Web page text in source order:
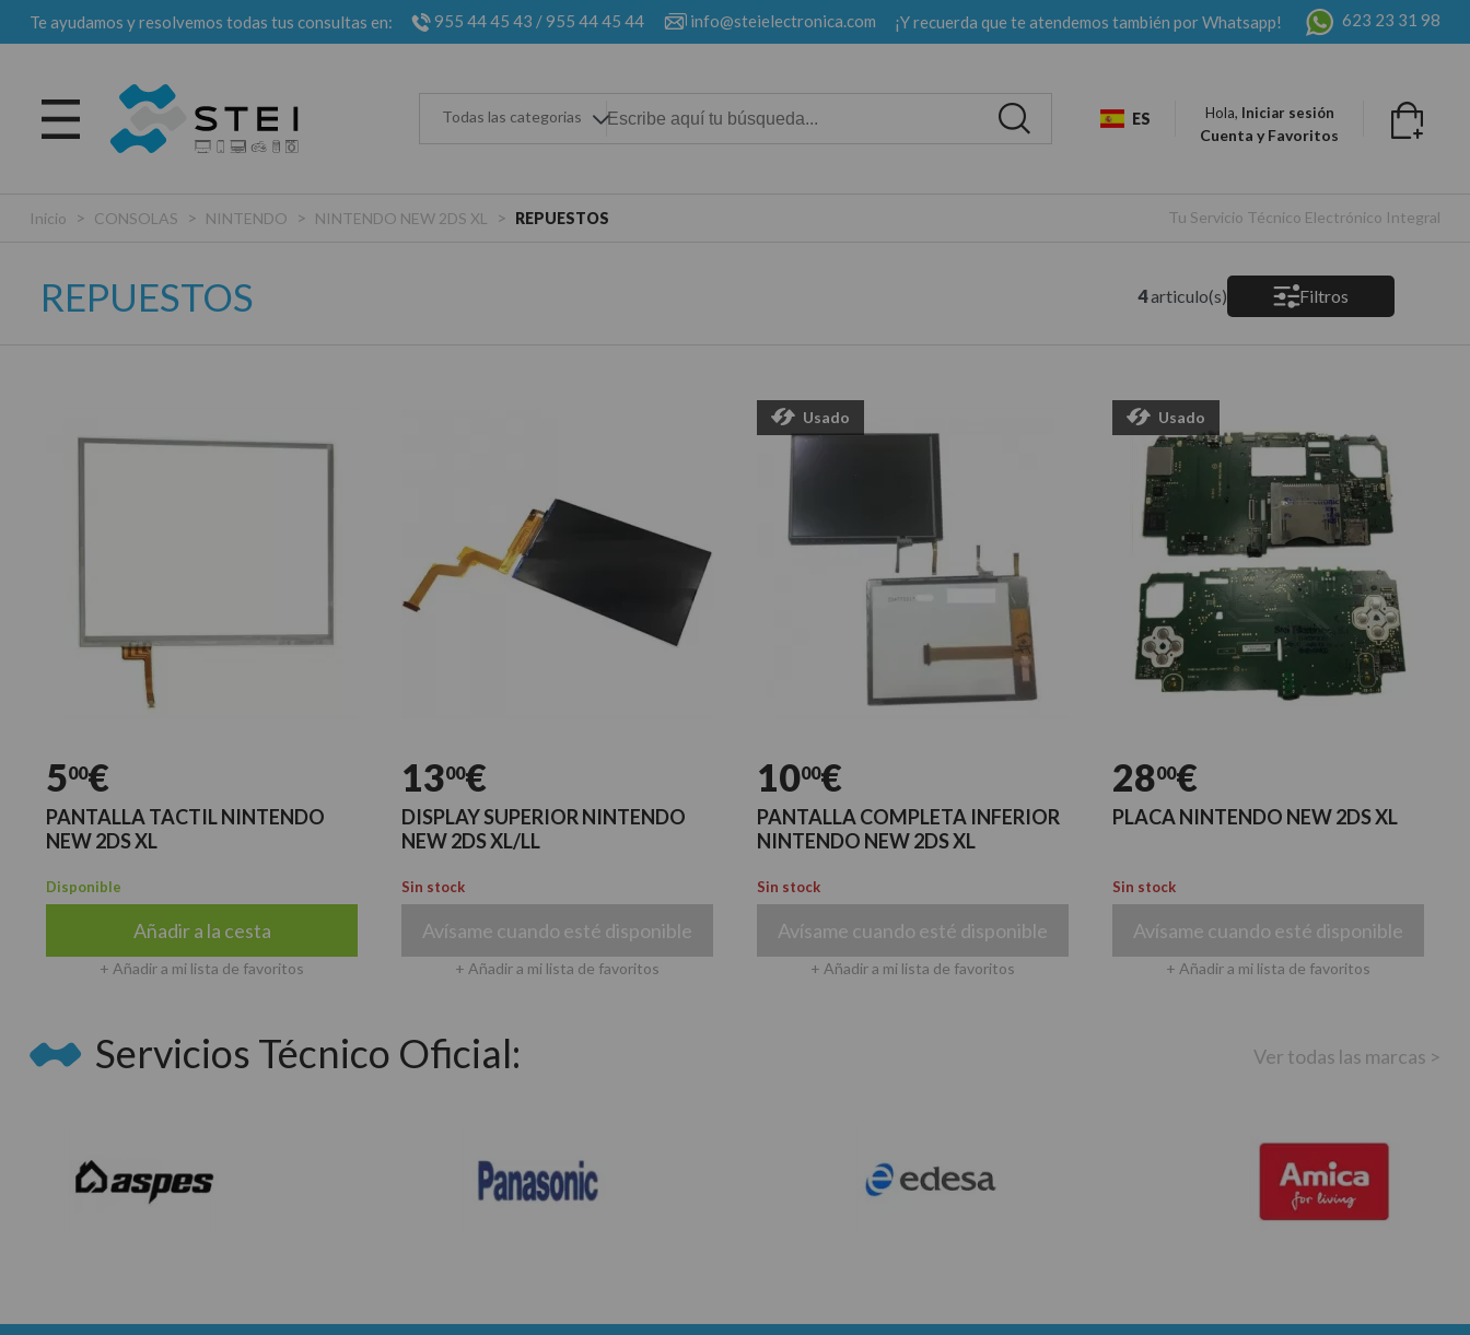
Te ayudamos y resolvemos todas tus consultas en: 955 44 45 43 /955 44 45 44 info@steielectronica.com ¡Y recuerda que te atendemos también por Whatsapp! 623 23 31 98
Todas las categorias ES Hola, Iniciar sesión
Cuenta y Favoritos
Inicio > CONSOLAS > NINTENDO > NINTENDO NEW 2DS XL > REPUESTOS Tu Servicio Técnico Electrónico Integral
REPUESTOS 4articulo(s) Filtros
500€
PANTALLA TACTIL NINTENDO
NEW 2DS XL
Disponible
Añadir a la cesta
+ Añadir a mi lista de favoritos
1300€
DISPLAY SUPERIOR NINTENDO
NEW 2DS XL/LL
Sin stock
Avísame cuando esté disponible
+ Añadir a mi lista de favoritos
Usado
1000€
PANTALLA COMPLETA INFERIOR
NINTENDO NEW 2DS XL
Sin stock
Avísame cuando esté disponible
+ Añadir a mi lista de favoritos
Usado
2800€
PLACA NINTENDO NEW 2DS XL
Sin stock
Avísame cuando esté disponible
+ Añadir a mi lista de favoritos
Servicios Técnico Oficial: Ver todas las marcas >